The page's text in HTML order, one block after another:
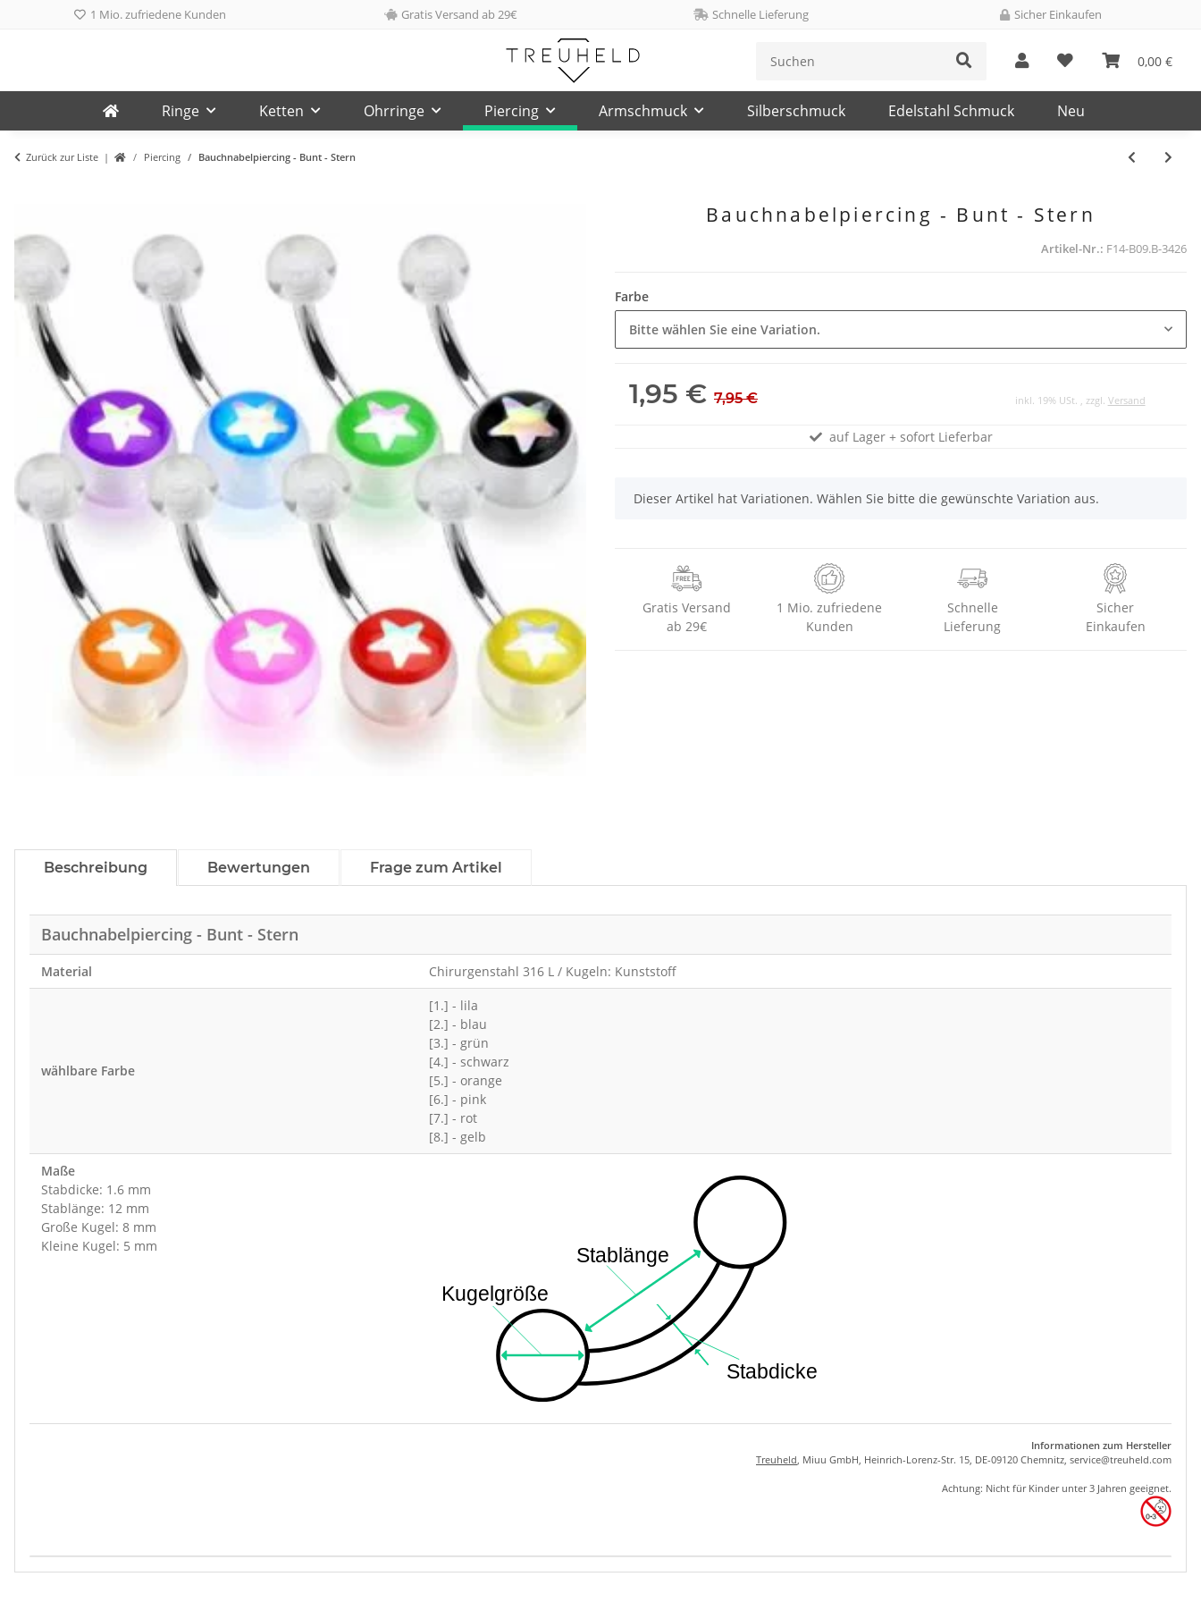
1 Mio. zufriedene Kunden Gratis Versand ab 29€ Schnelle Lieferung Sicher Einkaufen
0,00 €
Ringe Ketten Ohrringe Piercing Armschmuck Silberschmuck Edelstahl Schmuck Neu
Zurück zur Liste Piercing Bauchnabelpiercing - Bunt - Stern
Bauchnabelpiercing - Bunt - Stern
Artikel-Nr.: F14-B09.B-3426
Farbe
Bitte wählen Sie eine Variation.
1,95 € 7,95 € inkl. 19% USt. , zzgl. Versand
auf Lager + sofort Lieferbar
x
Dieser Artikel hat Variationen. Wählen Sie bitte die gewünschte Variation aus.
Gratis Versand
ab 29€
1 Mio. zufriedene
Kunden
Schnelle
Lieferung
Sicher
Einkaufen
Beschreibung Bewertungen Frage zum Artikel
Bauchnabelpiercing - Bunt - Stern
Material Chirurgenstahl 316 L / Kugeln: Kunststoff
wählbare Farbe
[1.] - lila
[2.] - blau
[3.] - grün
[4.] - schwarz
[5.] - orange
[6.] - pink
[7.] - rot
[8.] - gelb
Maße
Stabdicke: 1.6 mm
Stablänge: 12 mm
Große Kugel: 8 mm
Kleine Kugel: 5 mm
Informationen zum Hersteller
Treuheld, Miuu GmbH, Heinrich-Lorenz-Str. 15, DE-09120 Chemnitz, service@treuheld.com
Achtung: Nicht für Kinder unter 3 Jahren geeignet.
Produkteigenschaft
Wert